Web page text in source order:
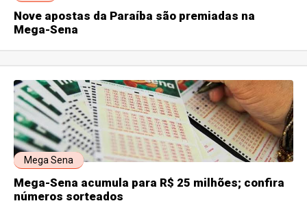
Nove apostas da Paraíba são premiadas na
Mega-Sena
Mega Sena
Mega-Sena acumula para R$ 25 milhões; confira
números sorteados